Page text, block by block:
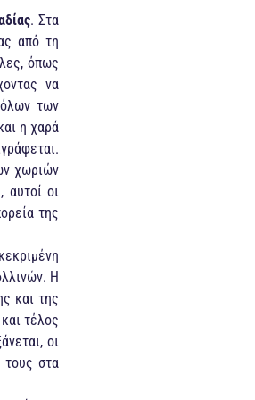
. Στα
από τη
όπως
να
όλων των
η χαρά
χωριών
αυτοί οι
της
Η
και της
τέλος
οι
τους στα